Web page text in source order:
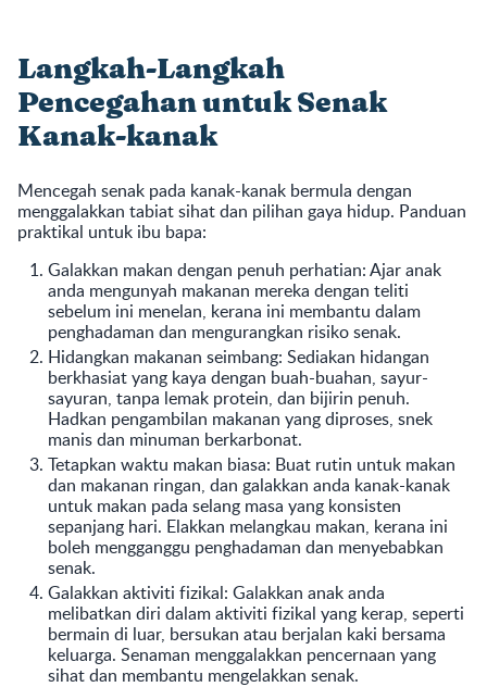
Langkah-Langkah
Pencegahan untuk Senak
Kanak-kanak
Mencegah senak pada kanak-kanak bermula dengan
menggalakkan tabiat sihat dan pilihan gaya hidup. Panduan
praktikal untuk ibu bapa:
Galakkan makan dengan penuh perhatian: Ajar anak
anda mengunyah makanan mereka dengan teliti
sebelum ini menelan, kerana ini membantu dalam
penghadaman dan mengurangkan risiko senak.
Hidangkan makanan seimbang: Sediakan hidangan
berkhasiat yang kaya dengan buah-buahan, sayur-
sayuran, tanpa lemak protein, dan bijirin penuh.
Hadkan pengambilan makanan yang diproses, snek
manis dan minuman berkarbonat.
Tetapkan waktu makan biasa: Buat rutin untuk makan
dan makanan ringan, dan galakkan anda kanak-kanak
untuk makan pada selang masa yang konsisten
sepanjang hari. Elakkan melangkau makan, kerana ini
boleh mengganggu penghadaman dan menyebabkan
senak.
Galakkan aktiviti fizikal: Galakkan anak anda
melibatkan diri dalam aktiviti fizikal yang kerap, seperti
bermain di luar, bersukan atau berjalan kaki bersama
keluarga. Senaman menggalakkan pencernaan yang
sihat dan membantu mengelakkan senak.